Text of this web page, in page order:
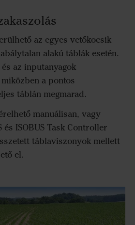
az egyes vetőkocsik
alakú táblák esetén.
az inputanyagok
a pontos
táblán megmarad.
manuálisan, vagy
és ISOBUS Task Controller
táblaviszonyok mellett
el.